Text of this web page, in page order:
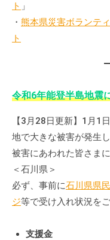
ト 」
・ 熊本県災害ボランテ
ト
令和6年能登半島地震
【3月28日更新】1月1
地で大きな被害が発生し
被害にあわれた皆さま
＜石川県＞
必ず、事前に石川県県
ジ等で受け入れ状況を
支援金